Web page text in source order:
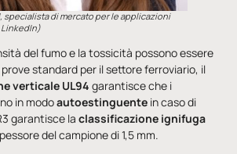
specialista di mercato per le applicazioni
del fumo e la tossicità possono essere
standard per il settore ferroviario, il
verticale UL94 garantisce che i
in modoautoestinguente in caso di
garantisce la classificazione ignifuga
del campione di 1,5 mm.